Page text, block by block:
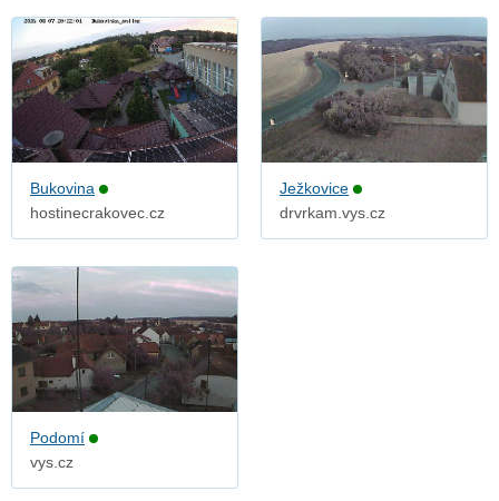
Bukovina
hostinecrakovec.cz
Ježkovice
drvrkam.vys.cz
Podomí
vys.cz